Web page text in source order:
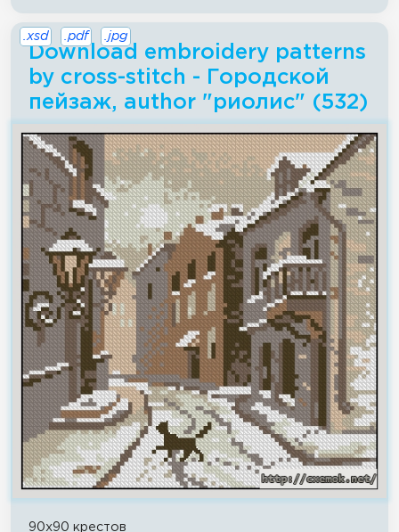
Download embroidery patterns
by cross-stitch - Городской
пейзаж, author "риолис" (532)
.xsd .pdf .jpg
90x90 крестов